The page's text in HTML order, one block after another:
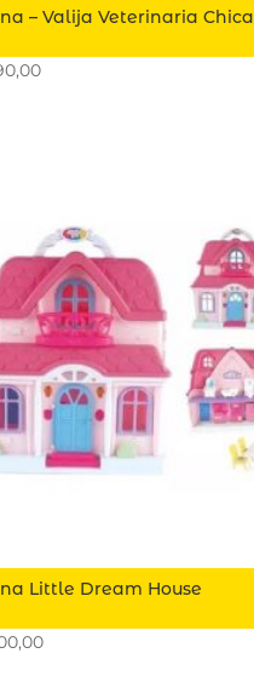
– Valija Veterinaria Chica
Little Dream House